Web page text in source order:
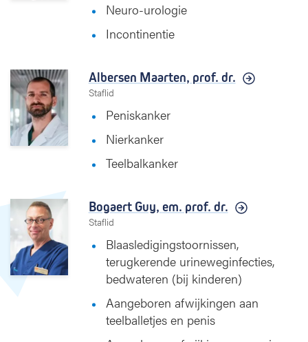
Neuro-urologie
Incontinentie
Albersen Maarten, prof. dr.
Staflid
Peniskanker
Nierkanker
Teelbalkanker
Bogaert Guy, em. prof. dr.
Staflid
Blaasledigingstoornissen,
terugkerende urineweginfecties,
bedwateren (bij kinderen)
Aangeboren afwijkingen aan
teelballetjes en penis